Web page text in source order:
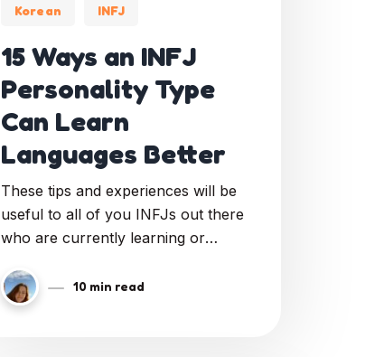
Korean INFJ
15 Ways an INFJ
Personality Type
Can Learn
Languages Better
These tips and experiences will be
useful to all of you INFJs out there
who are currently learning or
language. 10 min read